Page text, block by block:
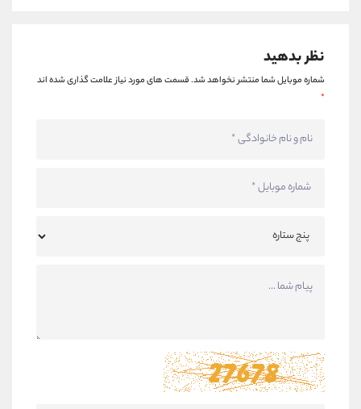
نظر بدهید
شماره موبایل شما منتشر نخواهد شد.قسمت های مورد نیاز علامت گذاری شده اند
*